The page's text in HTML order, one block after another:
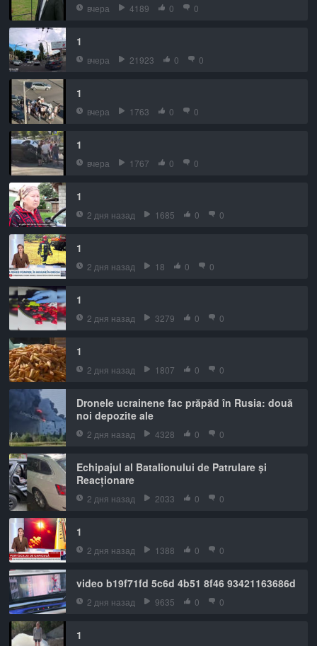
вчера 4189 0 0
1
вчера 21923 0 0
1
вчера 1763 0 0
1
вчера 1767 0 0
1
2 дня назад 1685 0 0
1
2 дня назад 18 0 0
1
2 дня назад 3279 0 0
1
2 дня назад 1807 0 0
Dronele ucrainene fac prăpăd în Rusia: două
noi depozite ale
2 дня назад 4328 0 0
Echipajul al Batalionului de Patrulare și
Reacționare
2 дня назад 2033 0 0
1
2 дня назад 1388 0 0
video b19f71fd 5c6d 4b51 8f46 93421163686d
2 дня назад 9635 0 0
1